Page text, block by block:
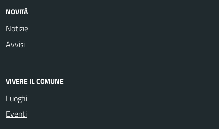
NOVITÀ
Notizie
Avvisi
VIVERE IL COMUNE
Luoghi
Eventi